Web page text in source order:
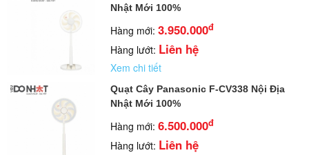
Nhật Mới 100%
Hàng mới: 3.950.000đ
Hàng lướt: Liên hệ
Xem chi tiết
Quạt Cây Panasonic F-CV338 Nội Địa
Nhật Mới 100%
Hàng mới: 6.500.000đ
Hàng lướt: Liên hệ